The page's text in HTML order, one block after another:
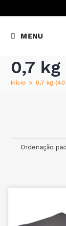
MENU
0,7
Início > 0,7 kg